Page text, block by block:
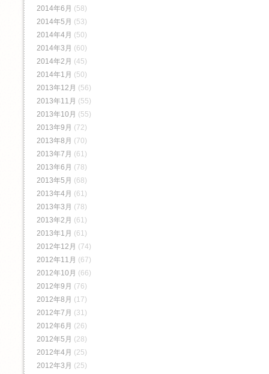
2014年6月 (58)
2014年5月 (53)
2014年4月 (50)
2014年3月 (60)
2014年2月 (45)
2014年1月 (50)
2013年12月 (56)
2013年11月 (55)
2013年10月 (55)
2013年9月 (72)
2013年8月 (70)
2013年7月 (61)
2013年6月 (78)
2013年5月 (68)
2013年4月 (61)
2013年3月 (78)
2013年2月 (61)
2013年1月 (61)
2012年12月 (74)
2012年11月 (67)
2012年10月 (66)
2012年9月 (76)
2012年8月 (17)
2012年7月 (31)
2012年6月 (26)
2012年5月 (28)
2012年4月 (25)
2012年3月 (25)